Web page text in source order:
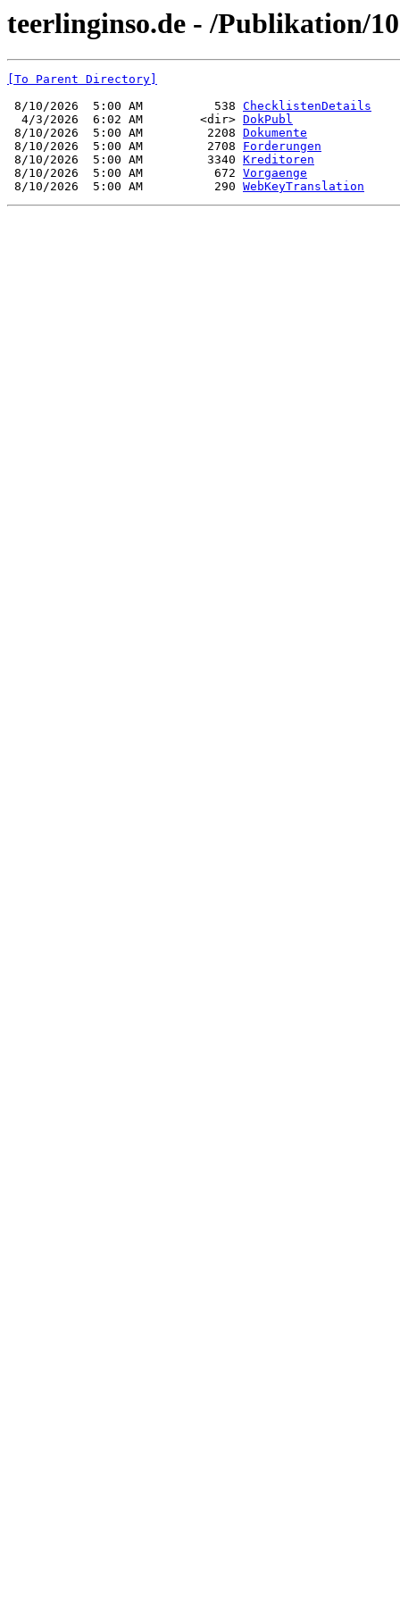
teerlinginso.de - /Publikation/
[To Parent Directory]
8/10/2026  5:00 AM          538 ChecklistenDetails
  4/3/2026  6:02 AM        <dir>
DokPubl
8/10/2026  5:00 AM         2208 Dokumente
8/10/2026  5:00 AM         2708 Forderungen
8/10/2026  5:00 AM         3340 Kreditoren
8/10/2026  5:00 AM          672 Vorgaenge
8/10/2026  5:00 AM          290 WebKeyTranslation